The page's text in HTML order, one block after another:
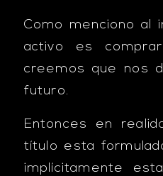
Como menciono al
activo es
creemos que nos
futuro.
Entonces en
título esta
implícitamente